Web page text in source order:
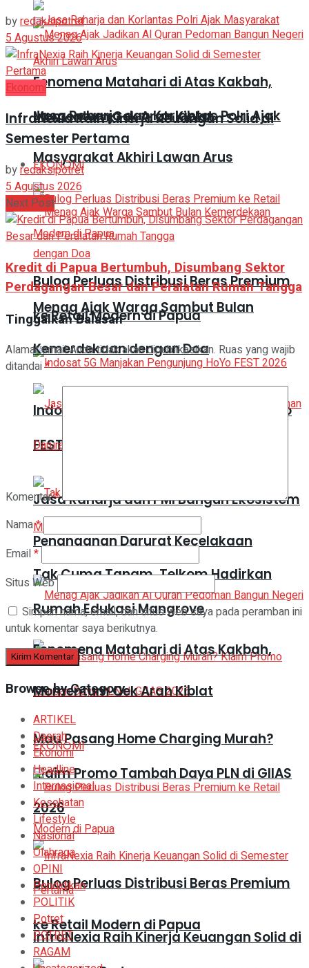
Fenomena Matahari di Atas Kakbah,
Momentum Cek Arah Kiblat
EKONOMI
Bulog Perluas Distribusi Beras Premium
ke Retail Modern di Papua
Indosat 5G Manjakan Pengunjung HoYo
FEST 2026
Tak Cuma Tanam, Telkom Hadirkan
Rumah Edukasi Mangrove
Mau Pasang Home Charging Murah?
Klaim Promo Tambah Daya PLN di GIIAS
2026
InfraNexia Raih Kinerja Keuangan Solid di
Jasa Raharja dan Korlantas Polri Ajak
Masyarakat Akhiri Lawan Arus
Menag Ajak Warga Sambut Bulan
Kemerdekaan dengan Doa
Jasa Raharja dan PMI Bangun Ekosistem
Penanganan Darurat Kecelakaan
Fenomena Matahari di Atas Kakbah,
Momentum Cek Arah Kiblat
EKONOMI
Bulog Perluas Distribusi Beras Premium
ke Retail Modern di Papua
byredaksipotret
5 Agustus 2026
Ekonomi
InfraNexia Raih Kinerja Keuangan Solid di
Semester Pertama
byredaksipotret
5 Agustus 2026
Next Post
Kredit di Papua Bertumbuh, Disumbang Sektor
Perdagangan Besar dan Peralatan Rumah Tangga
Tinggalkan Balasan
Alamat email Anda tidak akan dipublikasikan. Ruas yang wajib
ditandai*
Komentar*
Nama*
Email*
Situs Web
Simpan nama, email, dan situs web saya pada peramban ini
untuk komentar saya berikutnya.
Browse by Category
ARTIKEL
Daerah
Ekonomi
Headline
Internasional
Kesehatan
Lifestyle
Nasional
Olahraga
OPINI
Pendidikan
POLITIK
Potret
POTRET
RAGAM